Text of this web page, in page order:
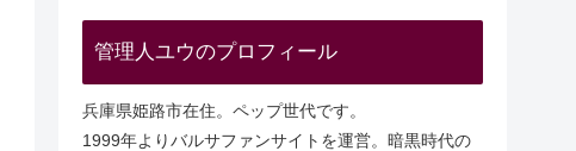
管理人ユウのプロフィール
兵庫県姫路市在住。ペップ世代です。
1999年よりバルサファンサイトを運営。暗黒時代の